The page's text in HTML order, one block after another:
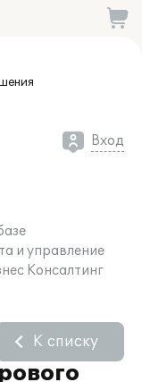
Вход
и управление
Консалтинг
К списку